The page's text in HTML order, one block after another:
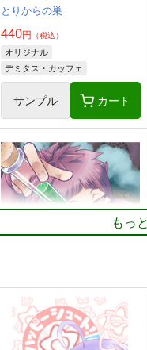
とりからの巣
440円 （税込）
オリジナル
デミタス・カッフェ
マフィン・フラガ
ハルナス・アイザラ
サンプル カート
もっ